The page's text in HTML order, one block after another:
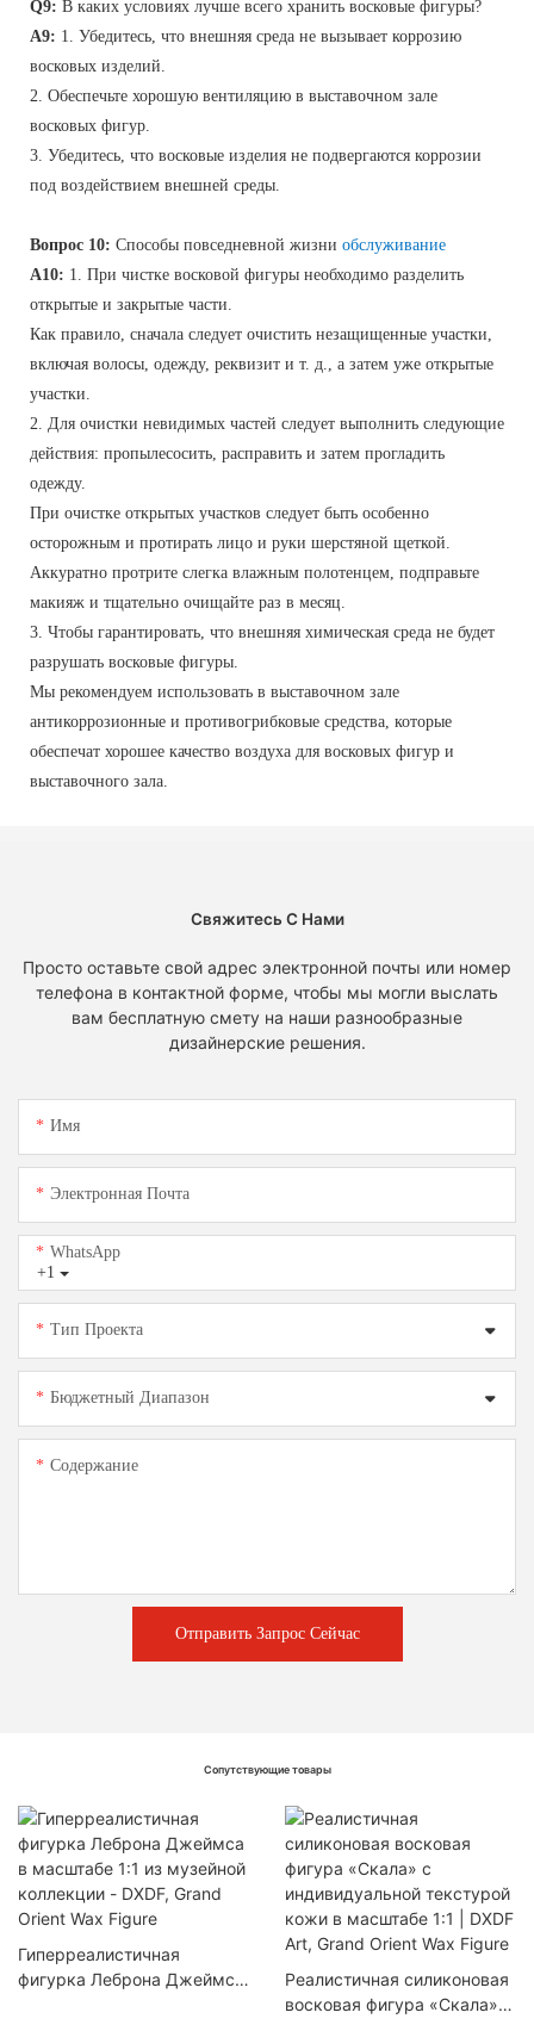
Q9: В каких условиях лучше всего хранить восковые фигуры?
A9: 1. Убедитесь, что внешняя среда не вызывает коррозию
восковых изделий.
2. Обеспечьте хорошую вентиляцию в выставочном зале
восковых фигур.
3. Убедитесь, что восковые изделия не подвергаются коррозии
под воздействием внешней среды.
Вопрос 10: Способы повседневной жизни обслуживание
A10: 1. При чистке восковой фигуры необходимо разделить
открытые и закрытые части.
Как правило, сначала следует очистить незащищенные участки,
включая волосы, одежду, реквизит и т. д., а затем уже открытые
участки.
2. Для очистки невидимых частей следует выполнить следующие
действия: пропылесосить, расправить и затем прогладить
одежду.
При очистке открытых участков следует быть особенно
осторожным и протирать лицо и руки шерстяной щеткой.
Аккуратно протрите слегка влажным полотенцем, подправьте
макияж и тщательно очищайте раз в месяц.
3. Чтобы гарантировать, что внешняя химическая среда не будет
разрушать восковые фигуры.
Мы рекомендуем использовать в выставочном зале
антикоррозионные и противогрибковые средства, которые
обеспечат хорошее качество воздуха для восковых фигур и
выставочного зала.
Свяжитесь С Нами
Просто оставьте свой адрес электронной почты или номер
телефона в контактной форме, чтобы мы могли выслать
вам бесплатную смету на наши разнообразные
дизайнерские решения.
Имя
Электронная Почта
+1
WhatsApp
Тип Проекта
Бюджетный Диапазон
Содержание
Отправить Запрос Сейчас
Сопутствующие товары
Гиперреалистичная
фигурка Леброна Джеймса
Реалистичная силиконовая
восковая фигура «Скала» с